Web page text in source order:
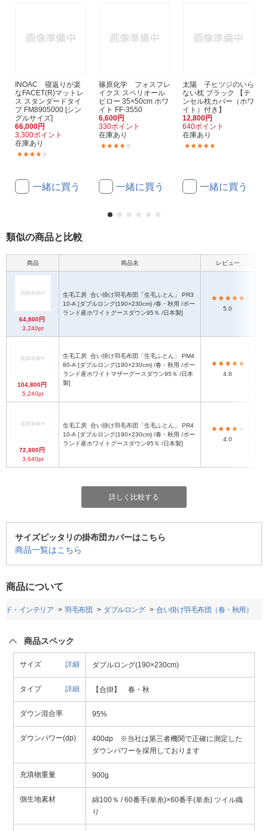
INOAC 寝返りが楽
なFACET(R)マットレ
ス スタンダードタイ
プ FM8905000 [シン
グルサイズ]
66,000円
3,300ポイント
在庫あり
一緒に買う
篠原化学 フォスフレ
イクス スペリオール
ピロー 35×50cm ホワ
イト FF-3550
6,600円
330ポイント
在庫あり
一緒に買う
太陽 子ヒツジのいら
ない枕 ブラック 【テ
ンセル枕カバー（ホワ
イト）付き】
12,800円
640ポイント
在庫あり
一緒に買う
類似の商品と比較
商品 商品名 レビュー
64,800円
3,240pt
生毛工房
10-A [ダブルロング(190×230cm) /春・秋用 /ポー
ランド産ホワイトグースダウン95％ /日本製]
5.0
104,800円
5,240pt
生毛工房
80-A [ダブルロング(190×230cm) /春・秋用 /ポー
ランド産ホワイトマザーグースダウン95％ /日本
製]
4.8
72,800円
3,640pt
生毛工房
10-A [ダブルロング(190×230cm) /春・秋用 /ポー
ランド産ホワイトグースダウン95％ /日本製]
4.0
詳しく比較する
サイズピッタリの掛布団カバーはこちら
商品一覧はこちら
商品について
ド・インテリア 羽毛布団 ダブルロング 合い掛け羽毛布団（春・秋用）
商品スペック
サイズ 詳細 ダブルロング(190×230cm)
タイプ 詳細 【合掛】 春・秋
ダウン混合率 95%
ダウンパワー(dp)
400dp ※当社は第三者機関で正確に測定した
ダウンパワーを採用しております
充填物重量 900g
側生地素材
綿100％ / 60番手(単糸)×60番手(単糸) ツイル織
り